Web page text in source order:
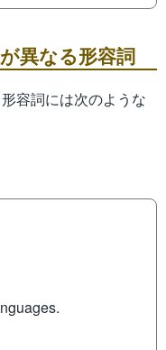
異なる形容詞
容詞には次のような